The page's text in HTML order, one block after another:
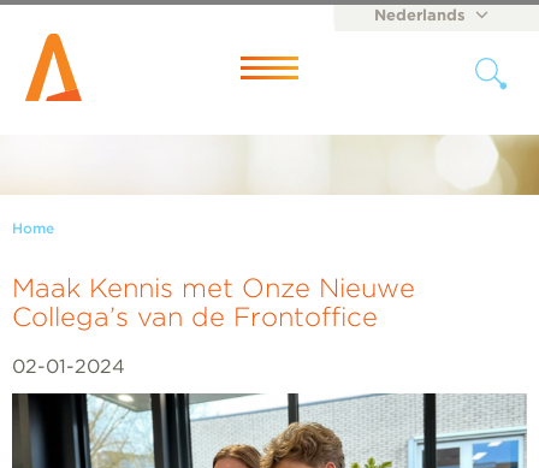
Nederlands
Menu
Home
Maak Kennis met Onze Nieuwe
Collega’s van de Frontoffice
02-01-2024